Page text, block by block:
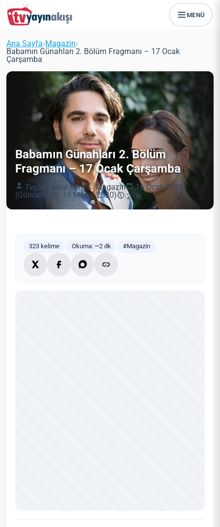
MENÜ
Ana Sayfa›Magazin›
Babamın Günahları 2. Bölüm Fragmanı – 17 Ocak
Çarşamba
Babamın Günahları 2. Bölüm
Fragmanı – 17 Ocak Çarşamba
Tvyayinakisi.com Magazin
16 Ocak 2018
(Güncellendi: 15 Mayıs 2020)
2 dk
323 kelime Okuma: ~2 dk #Magazin